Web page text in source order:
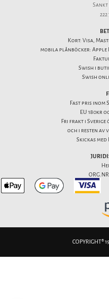
Sankt
Kort: Visa,
mobila plånböcker: Apple
Swish i
Swish
Fast pris inom
EU 180kr
Fri frakt i Sverige
och i resten av
Skickas
COPYRIGHT®